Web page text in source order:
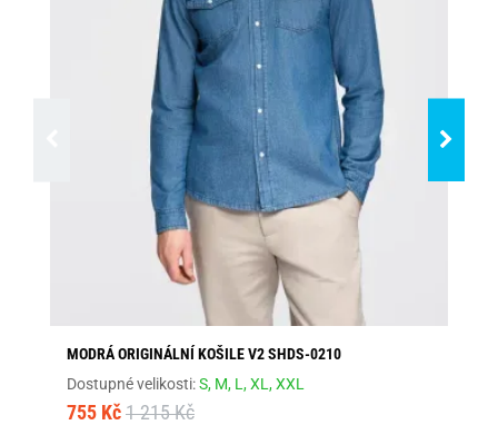
MODRÁ ORIGINÁLNÍ KOŠILE V2 SHDS-0210
Dostupné velikosti:S, M, L,XL,XXL
755 Kč 1 215 Kč